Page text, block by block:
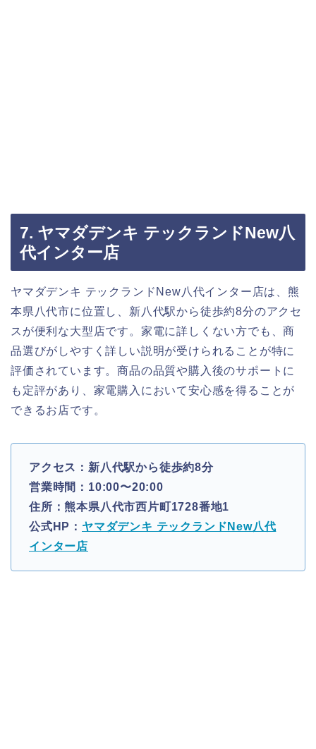
7. ヤマダデンキ テックランドNew八
代インター店
ヤマダデンキ テックランドNew八代インター店は、熊
本県八代市に位置し、新八代駅から徒歩約8分のアクセ
スが便利な大型店です。家電に詳しくない方でも、商
品選びがしやすく詳しい説明が受けられることが特に
評価されています。商品の品質や購入後のサポートに
も定評があり、家電購入において安心感を得ることが
できるお店です。
アクセス：新八代駅から徒歩約8分
営業時間：10:00〜20:00
住所：熊本県八代市西片町1728番地1
公式HP： ヤマダデンキ テックランドNew八代
インター店